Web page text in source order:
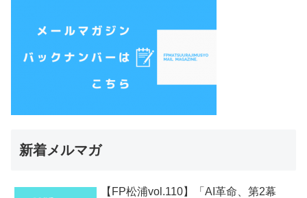
新着メルマガ
【FP松浦vol.110】「AI革命、第2幕